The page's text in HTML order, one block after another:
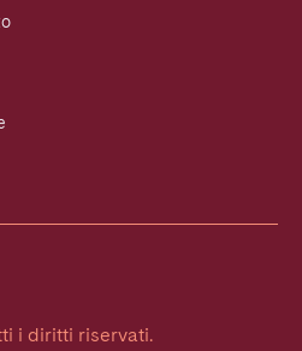
i diritti riservati.